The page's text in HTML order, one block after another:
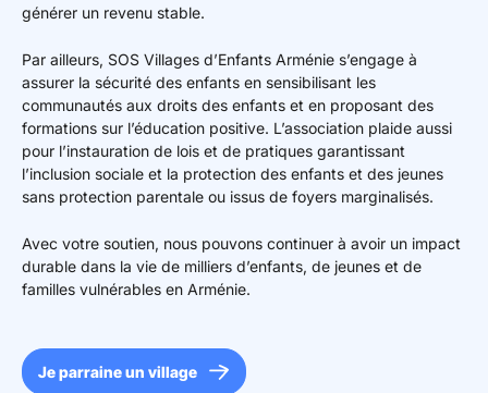
générer un revenu stable.
Par ailleurs, SOS Villages d’Enfants Arménie s’engage à
assurer la sécurité des enfants en sensibilisant les
communautés aux droits des enfants et en proposant des
formations sur l’éducation positive. L’association plaide aussi
pour l’instauration de lois et de pratiques garantissant
l’inclusion sociale et la protection des enfants et des jeunes
sans protection parentale ou issus de foyers marginalisés.
Avec votre soutien, nous pouvons continuer à avoir un impact
durable dans la vie de milliers d’enfants, de jeunes et de
familles vulnérables en Arménie.
Je parraine un village